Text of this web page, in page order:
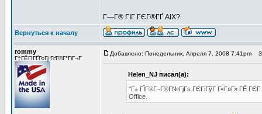
Г—Г® ГІГ ГЄГ®ГҐ AIX?
Вернуться к началу
rommy
Г†ГЁГІГҐГ«Гј ГґГ®Г°ГіГ¬Г
Добавлено: Понедельник, Апреля 7, 2008 7:41pm
Helen_NJ писал(а):
"Г± ГЇГ®Г¬Г®Г№ГјГѕ ГЄГіГўГ Г«Г¤Г» ГЁ
Office.